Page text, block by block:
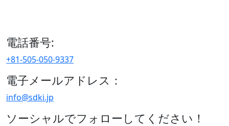
電話番号:
+81-505-050-9337
電子メールアドレス：
info@sdki.jp
ソーシャルでフォローしてください！